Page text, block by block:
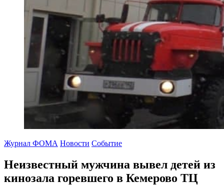
Журнал ФОМА Новости Событие
Неизвестный мужчина вывел детей из
кинозала горевшего в Кемерово ТЦ